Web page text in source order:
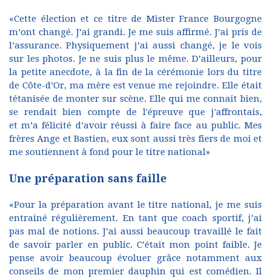
«Cette élection et ce titre de Mister France Bourgogne
m’ont changé. J’ai grandi. Je me suis affirmé. J’ai pris de
l’assurance. Physiquement j’ai aussi changé, je le vois
sur les photos. Je ne suis plus le même. D’ailleurs, pour
la petite anecdote, à la fin de la cérémonie lors du titre
de Côte-d’Or, ma mère est venue me rejoindre. Elle était
tétanisée de monter sur scène. Elle qui me connait bien,
se rendait bien compte de l'épreuve que j'affrontais,
et m’a félicité d’avoir réussi à faire face au public. Mes
frères Ange et Bastien, eux sont aussi très fiers de moi et
me soutiennent à fond pour le titre national»
Une préparation sans faille
«Pour la préparation avant le titre national, je me suis
entrainé régulièrement. En tant que coach sportif, j’ai
pas mal de notions. J’ai aussi beaucoup travaillé le fait
de savoir parler en public. C’était mon point faible. Je
pense avoir beaucoup évoluer grâce notamment aux
conseils de mon premier dauphin qui est comédien. Il